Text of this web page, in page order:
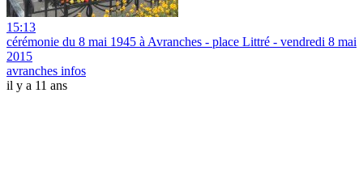
15:13
cérémonie du 8 mai 1945 à Avranches - place Littré - vendredi 8 mai
2015
avranches infos
il y a 11 ans